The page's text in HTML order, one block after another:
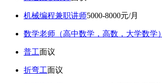
机械编程兼职讲师5000-8000元/月
数学老师（高中数学，高数，大学数学）
普工面议
折弯工面议